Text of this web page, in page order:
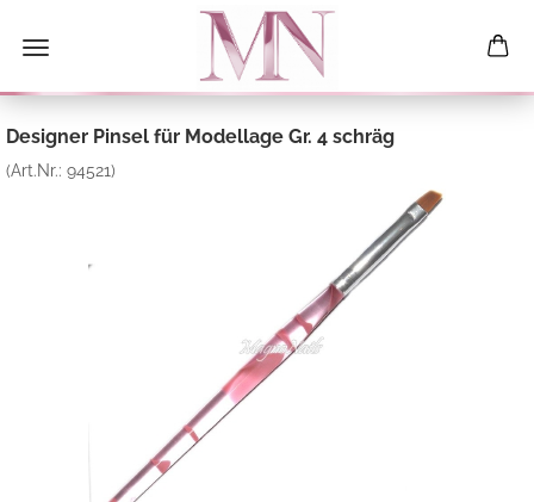
Designer Pinsel für Modellage Gr. 4 schräg
(Art.Nr.: 94521)